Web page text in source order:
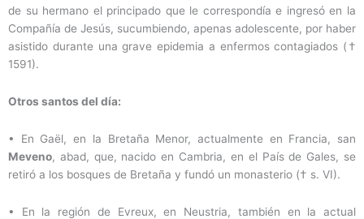
de su hermano el principado que le correspondía e ingresó en la
Compañía de Jesús, sucumbiendo, apenas adolescente, por haber
asistido durante una grave epidemia a enfermos contagiados (†
1591).
Otros santos del día:
• En Gaël, en la Bretaña Menor, actualmente en Francia, san
Meveno, abad, que, nacido en Cambria, en el País de Gales, se
retiró a los bosques de Bretaña y fundó un monasterio († s. VI).
• En la región de Evreux, en Neustria, también en la actual